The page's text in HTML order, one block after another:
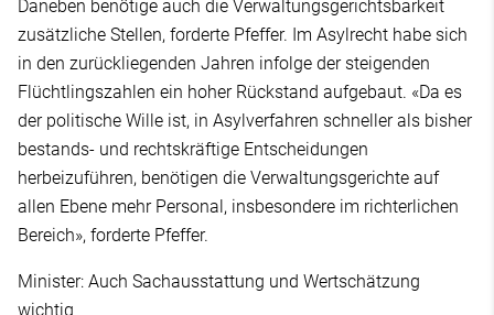
Daneben benötige auch die Verwaltungsgerichtsbarkeit
zusätzliche Stellen, forderte Pfeffer. Im Asylrecht habe sich
in den zurückliegenden Jahren infolge der steigenden
Flüchtlingszahlen ein hoher Rückstand aufgebaut. «Da es
der politische Wille ist, in Asylverfahren schneller als bisher
bestands- und rechtskräftige Entscheidungen
herbeizuführen, benötigen die Verwaltungsgerichte auf
allen Ebene mehr Personal, insbesondere im richterlichen
Bereich», forderte Pfeffer.
Minister: Auch Sachausstattung und Wertschätzung
wichtig